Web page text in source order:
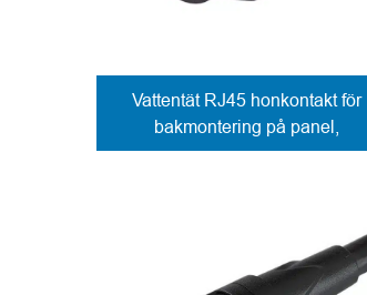
Vattentät RJ45 honkontakt för
bakmontering på panel,
lödkontakter